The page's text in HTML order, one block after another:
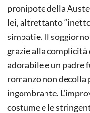
pronipote della
lei, altrettanto
simpatie. Il
grazie alla
adorabile e un padre
romanzo non decolla
ingombrante.
costume e le